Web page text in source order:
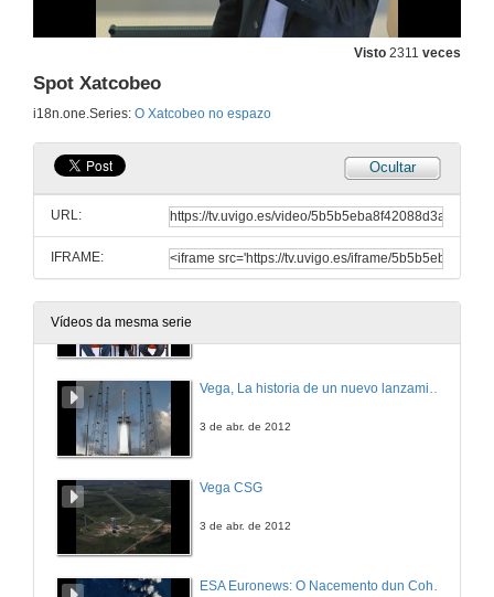
Visto 2311 veces
Spot Xatcobeo
i18n.one.Series: O Xatcobeo no espazo
Ocultar
URL:
IFRAME:
Vídeos da mesma serie
13 de feb. de 2012
3 de abr. de 2012
Vega, La historia de un nuevo lanzamiento
3 de abr. de 2012
Vega CSG
3 de abr. de 2012
ESA Euronews: O Nacemento dun Cohete Estrela